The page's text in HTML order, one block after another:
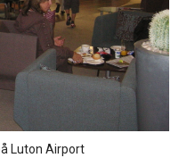
Luton Airport